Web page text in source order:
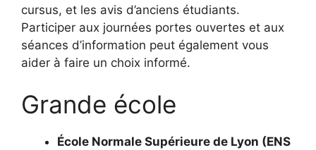
cursus, et les avis d’anciens étudiants.
Participer aux journées portes ouvertes et aux
séances d’information peut également vous
aider à faire un choix informé.
Grande école
École Normale Supérieure de Lyon (ENS